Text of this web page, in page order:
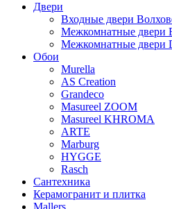
Двери
Входные двери
Межкомнатные двери
Межкомнатные двери
Обои
Murella
AS Creation
Grandeco
Masureel ZOOM
Masureel KHROMA
ARTE
Marburg
HYGGE
Rasch
Сантехника
Керамогранит и плитка
Mallers